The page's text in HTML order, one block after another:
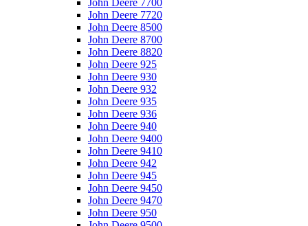
John Deere 7700
John Deere 7720
John Deere 8500
John Deere 8700
John Deere 8820
John Deere 925
John Deere 930
John Deere 932
John Deere 935
John Deere 936
John Deere 940
John Deere 9400
John Deere 9410
John Deere 942
John Deere 945
John Deere 9450
John Deere 9470
John Deere 950